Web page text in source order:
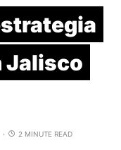
Jalisco
2 MINUTE READ